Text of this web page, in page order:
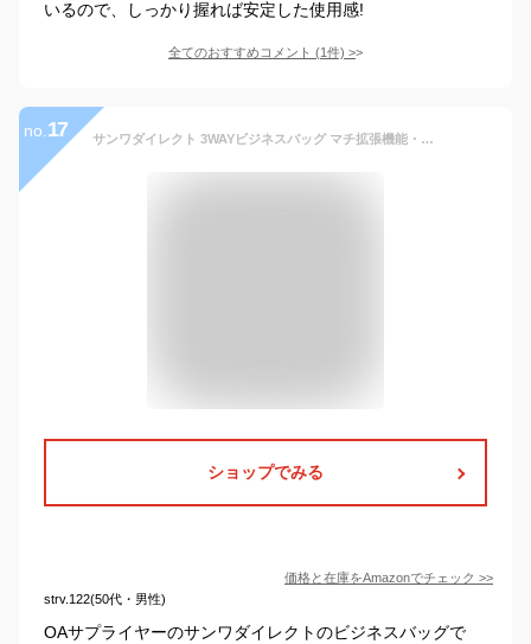
いるので、しっかり握れば安定した使用感!
全てのおすすめコメント (1件) >
no. 17 サンワダイレクト 3WAYビジネスバッグ マチ拡張機能・鍵付き 20L 15.6 型ワイド対応 ネイビー 200-BAG048NV
ショップでみる
価格と在庫をAmazonでチェック >>
strv.122(50代・男性)
OAサプライヤーのサンワダイレクトのビジネスバッグで